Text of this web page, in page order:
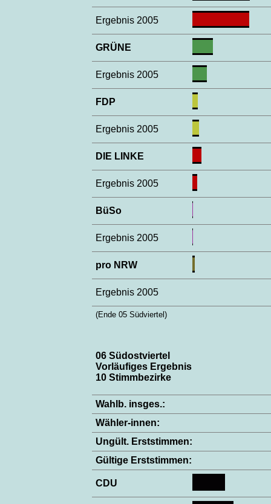
Ergebnis 2005
GRÜNE
Ergebnis 2005
FDP
Ergebnis 2005
DIE LINKE
Ergebnis 2005
BüSo
Ergebnis 2005
pro NRW
Ergebnis 2005
(Ende 05 Südviertel)
06 Südostviertel
Vorläufiges Ergebnis
10 Stimmbezirke
Wahlb. insges.:
Wähler-innen:
Ungült. Erststimmen:
Gültige Erststimmen:
CDU